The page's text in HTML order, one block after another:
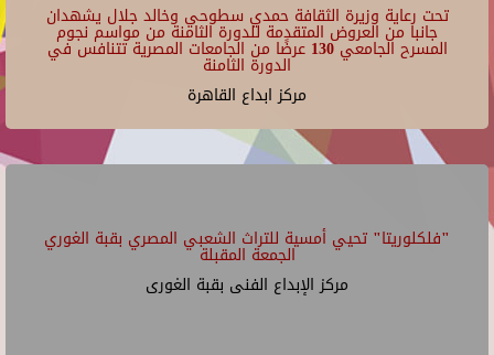
تحت رعاية وزيرة الثقافة حمدي سطوحي وخالد جلال يشهدان
جانبا من العروض المتقدمة للدورة الثامنة من مواسم نجوم
المسرح الجامعي 130 عرضًا من الجامعات المصرية تتنافس في
الدورة الثامنة
مركز ابداع القاهرة
"فلكلوريتا" تحيي أمسية للتراث الشعبي المصري بقبة الغوري
الجمعة المقبلة
مركز الإبداع الفنى بقبة الغورى